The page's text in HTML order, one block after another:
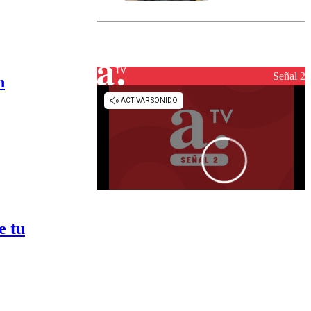
tu
el fin de la
reconstrucciónSeñal 2